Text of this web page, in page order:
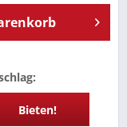
Bieten!